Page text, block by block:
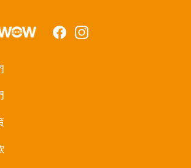
FacebookInstagram